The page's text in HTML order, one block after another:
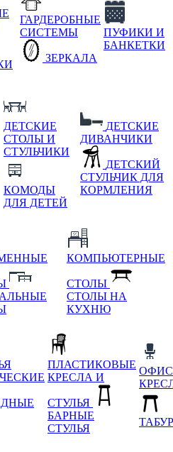
ГАРДЕРОБНЫЕ
СИСТЕМЫ
ЗЕРКАЛА
ПУФИКИ И
БАНКЕТКИ
ДЕТСКИЕ
СТОЛЫ И
СТУЛЬЧИКИ
КОМОДЫ
ДЛЯ ДЕТЕЙ
ДЕТСКИЕ
ДИВАНЧИКИ
ДЕТСКИЙ
СТУЛЬЧИК ДЛЯ
КОРМЛЕНИЯ
КОМПЬЮТЕРНЫЕ
СТОЛЫ
СТОЛЫ НА
КУХНЮ
ПЛАСТИКОВЫЕ
КРЕСЛА И
СТУЛЬЯ
БАРНЫЕ
СТУЛЬЯ